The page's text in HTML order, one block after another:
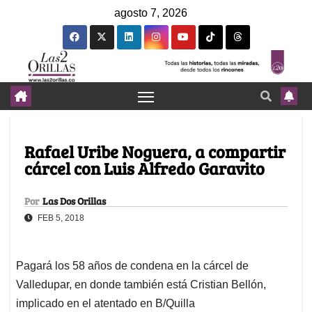
agosto 7, 2026
Rafael Uribe Noguera, a compartir
cárcel con Luis Alfredo Garavito
Por Las Dos Orillas
FEB 5, 2018
Pagará los 58 años de condena en la cárcel de
Valledupar, en donde también está Cristian Bellón,
implicado en el atentado en B/Quilla